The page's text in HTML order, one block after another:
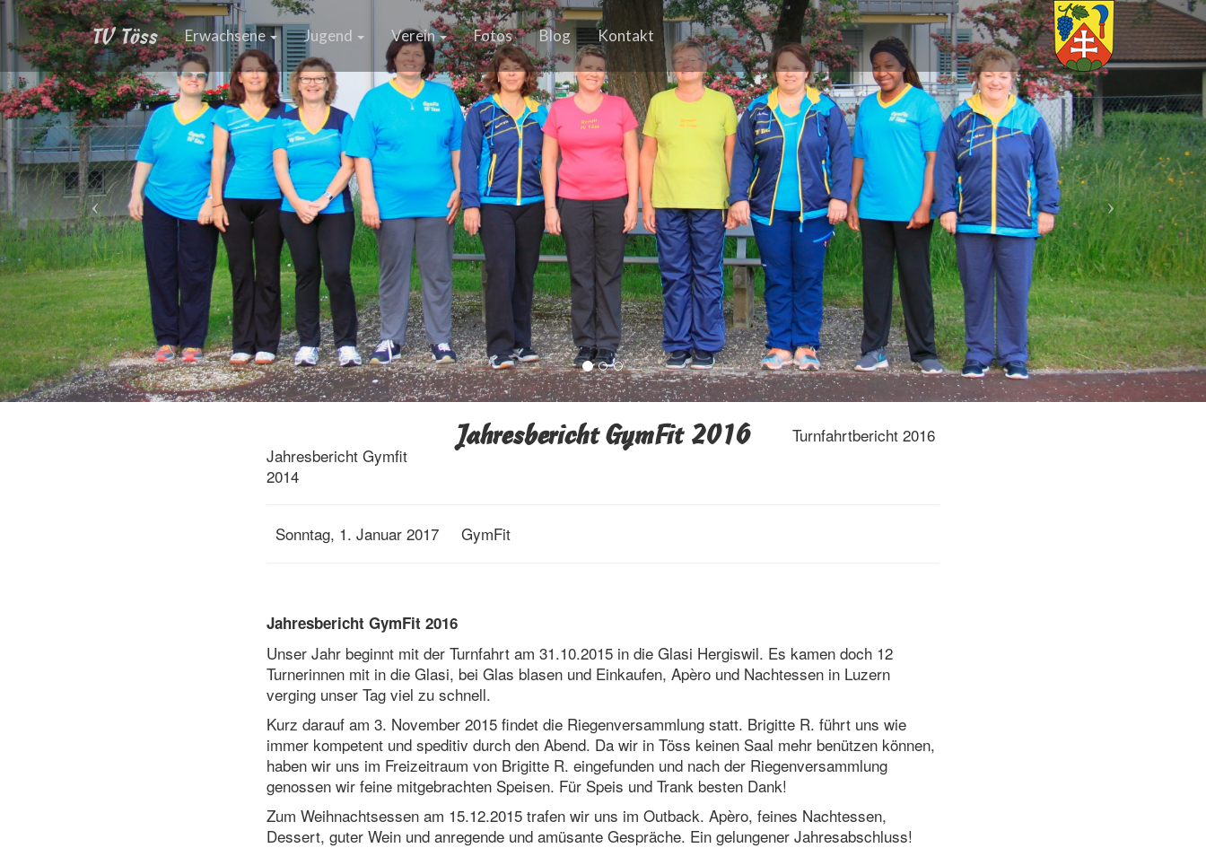
TV Töss Erwachsene Jugend Verein Fotos Blog Kontakt
Jahresbericht Gymfit
2014
Jahresbericht GymFit 2016 Turnfahrtbericht 2016
Sonntag, 1. Januar 2017 GymFit
Jahresbericht GymFit 2016
Unser Jahr beginnt mit der Turnfahrt am 31.10.2015 in die Glasi Hergiswil. Es kamen doch 12
Turnerinnen mit in die Glasi, bei Glas blasen und Einkaufen, Apèro und Nachtessen in Luzern
verging unser Tag viel zu schnell.
Kurz darauf am 3. November 2015 findet die Riegenversammlung statt. Brigitte R. führt uns wie
immer kompetent und speditiv durch den Abend. Da wir in Töss keinen Saal mehr benützen können,
haben wir uns im Freizeitraum von Brigitte R. eingefunden und nach der Riegenversammlung
genossen wir feine mitgebrachten Speisen. Für Speis und Trank besten Dank!
Zum Weihnachtsessen am 15.12.2015 trafen wir uns im Outback. Apèro, feines Nachtessen,
Dessert, guter Wein und anregende und amüsante Gespräche. Ein gelungener Jahresabschluss!